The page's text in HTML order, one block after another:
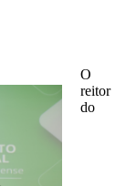
O
reitor
do